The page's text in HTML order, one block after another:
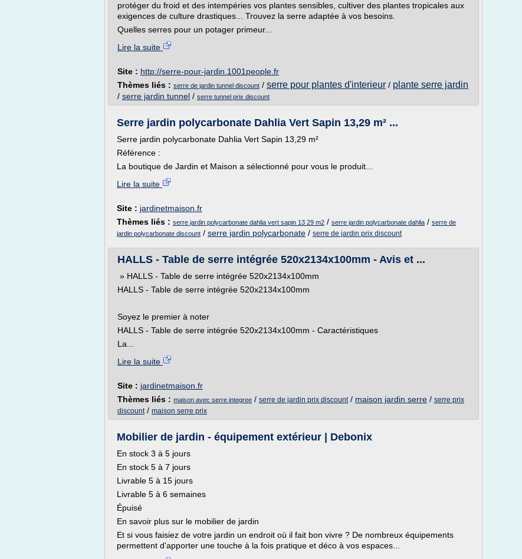
protéger du froid et des intempéries vos plantes sensibles, cultiver des plantes tropicales aux
exigences de culture drastiques... Trouvez la serre adaptée à vos besoins.
Quelles serres pour un potager primeur...
Lire la suite
Site : http://serre-pour-jardin.1001people.fr
Thèmes liés : serre de jardin tunnel discount / serre pour plantes d'interieur / plante serre jardin
/ serre jardin tunnel / serre tunnel prix discount
Serre jardin polycarbonate Dahlia Vert Sapin 13,29 m² ...
Serre jardin polycarbonate Dahlia Vert Sapin 13,29 m²
Référence :
La boutique de Jardin et Maison a sélectionné pour vous le produit...
Lire la suite
Site : jardinetmaison.fr
Thèmes liés : serre jardin polycarbonate dahlia vert sapin 13 29 m2 / serre jardin polycarbonate dahlia / serre de
jardin polycarbonate discount / serre jardin polycarbonate / serre de jardin prix discount
HALLS - Table de serre intégrée 520x2134x100mm - Avis et ...
» HALLS - Table de serre intégrée 520x2134x100mm
HALLS - Table de serre intégrée 520x2134x100mm
Soyez le premier à noter
HALLS - Table de serre intégrée 520x2134x100mm - Caractéristiques
La...
Lire la suite
Site : jardinetmaison.fr
Thèmes liés : maison avec serre integree / serre de jardin prix discount/ maison jardin serre / serre prix
discount/ maison serre prix
Mobilier de jardin - équipement extérieur | Debonix
En stock 3 à 5 jours
En stock 5 à 7 jours
Livrable 5 à 15 jours
Livrable 5 à 6 semaines
Épuisé
En savoir plus sur le mobilier de jardin
Et si vous faisiez de votre jardin un endroit où il fait bon vivre ? De nombreux équipements
permettent d'apporter une touche à la fois pratique et déco à vos espaces...